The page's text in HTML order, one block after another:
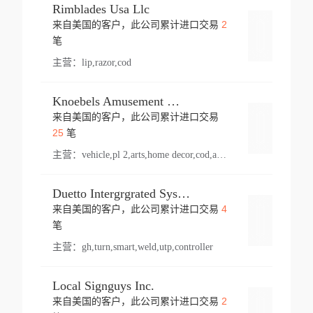
Rimblades Usa Llc
来自美国的客户，此公司累计进口交易 2
笔
主营： lip,razor,cod
Knoebels Amusement Resort
来自美国的客户，此公司累计进口交易
25笔
主营： vehicle,pl 2,arts,home decor,cod,amusement ride,sea
Duetto Intergrgrated Systems Inc.
来自美国的客户，此公司累计进口交易 4
笔
主营： gh,turn,smart,weld,utp,controller
Local Signguys Inc.
来自美国的客户，此公司累计进口交易 2